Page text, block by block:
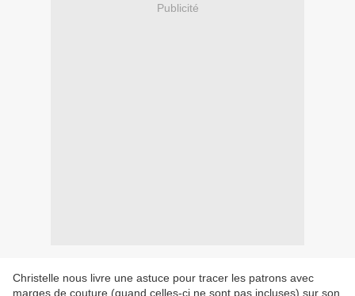
Publicité
Christelle nous livre une astuce pour tracer les patrons avec
marges de couture (quand celles-ci ne sont pas incluses) sur son